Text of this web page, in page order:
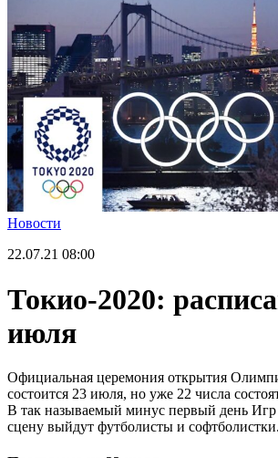
Новости
22.07.21 08:00
Токио-2020:
июля
Официальная церемония открытия
состоится 23 июля, но уже 22 числа
В так называемый минус первый день
сцену выйдут футболисты и софтболистки.